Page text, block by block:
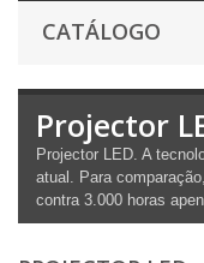
CATÁLOGO
Projector
Projector LED. A
atual. Para
contra 3.000 horas